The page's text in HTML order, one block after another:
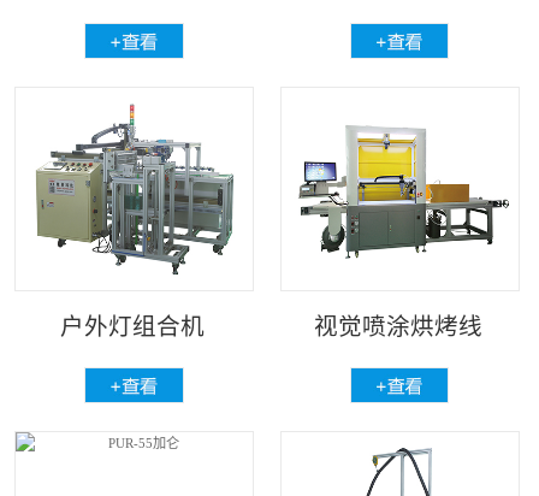
户外灯组合机 视觉喷涂烘烤线